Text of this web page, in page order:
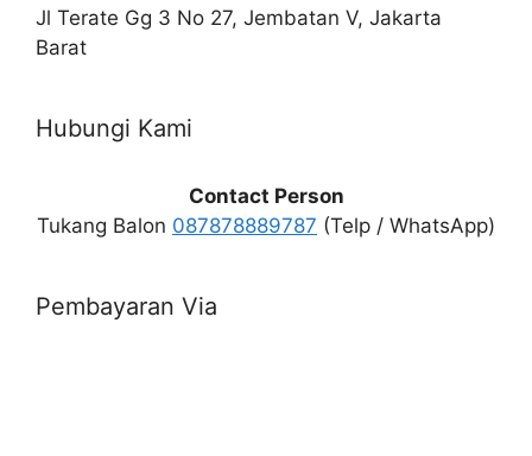
Jl Terate Gg 3 No 27, Jembatan V, Jakarta
Barat
Hubungi Kami
Contact Person
Tukang Balon 087878889787 (Telp / WhatsApp)
Pembayaran Via